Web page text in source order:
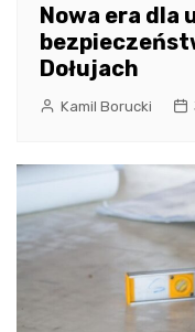
Nowa era dla
Dołujach
Kamil Borucki